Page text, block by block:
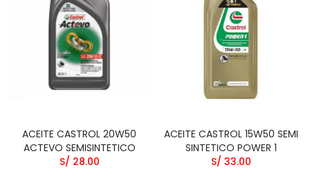
ACEITE CASTROL 20W50
ACTEVO SEMISINTETICO
S/ 28.00
ACEITE CASTROL 15W50 SEMI
SINTETICO POWER 1
S/ 33.00